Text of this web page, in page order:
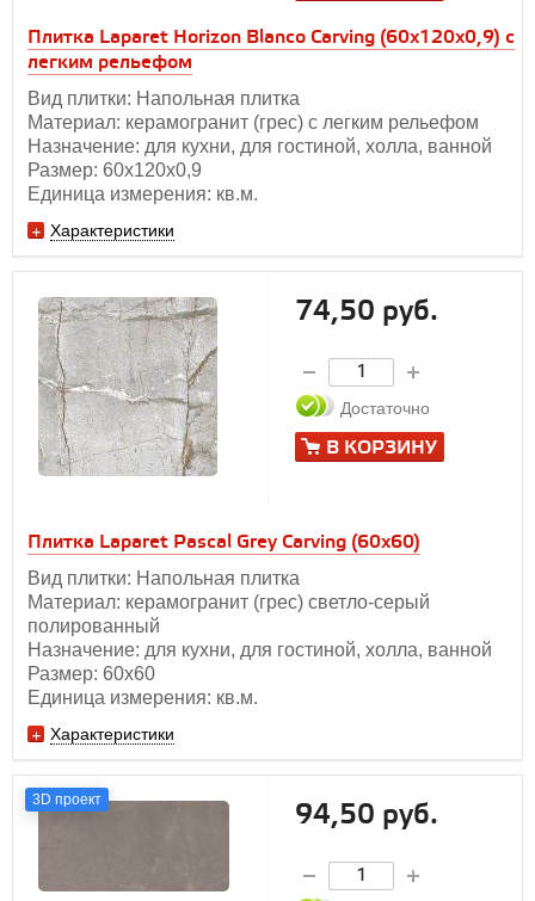
Плитка Laparet Horizon Blanco Carving (60х120x0,9) с
легким рельефом
Вид плитки: Напольная плитка
Материал: керамогранит (грес) с легким рельефом
Назначение: для кухни, для гостиной, холла, ванной
Размер: 60х120х0,9
Единица измерения: кв.м.
Характеристики
Плитка Laparet Pascal Grey Carving (60х60)
Вид плитки: Напольная плитка
Материал: керамогранит (грес) светло-серый
полированный
Назначение: для кухни, для гостиной, холла, ванной
Размер: 60х60
Единица измерения: кв.м.
Характеристики
74,50 руб.
Достаточно
В КОРЗИНУ
3D проект 94,50 руб.